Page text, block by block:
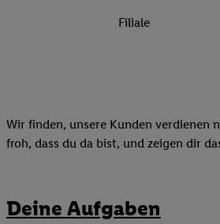
Filiale
Wir finden, unsere Kunden verdienen
froh, dass du da bist, und zeigen dir
Deine Aufgaben